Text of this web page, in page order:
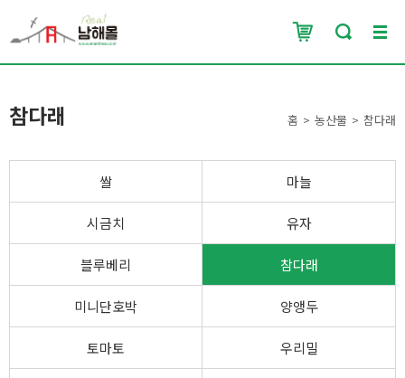
참다래 홈 농산물 참다래
쌀 마늘
시금치 유자
블루베리 참다래
미니단호박 양앵두
토마토 우리밀